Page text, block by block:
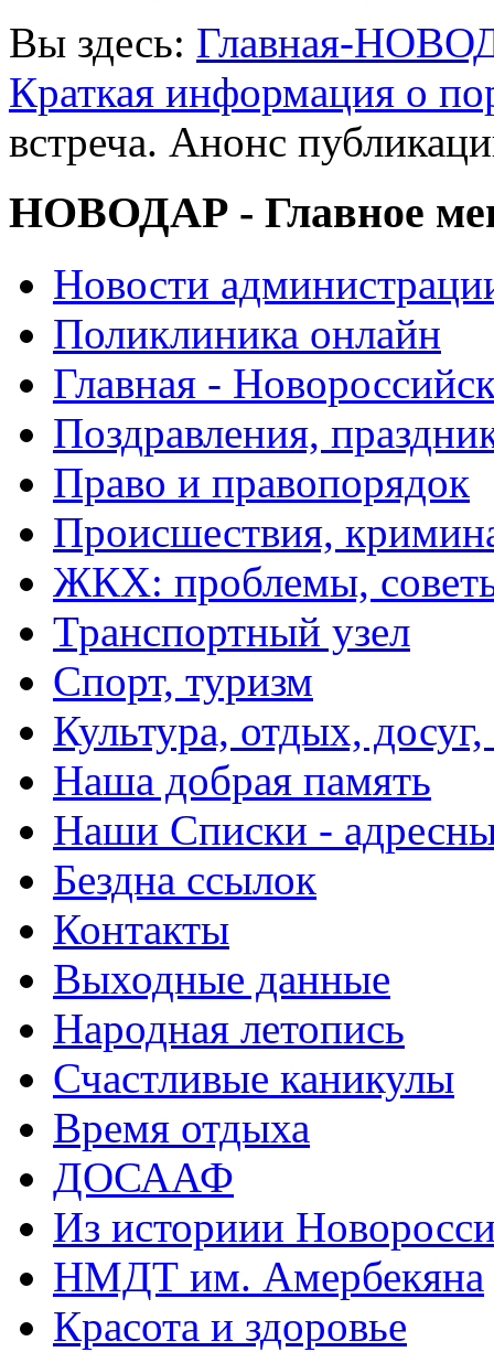
Вы здесь: Главная-
Краткая информация о
встреча. Анонс
НОВОДАР - Главное
Новости
Поликлиника онлайн
Главная -
Поздравления,
Право и правопорядок
Происшествия,
ЖКХ: проблемы,
Транспортный узел
Спорт, туризм
Культура, отдых,
Наша добрая память
Наши Списки -
Бездна ссылок
Контакты
Выходные данные
Народная летопись
Счастливые каникулы
Время отдыха
ДОСААФ
Из историии
НМДТ им. Амербекяна
Красота и здоровье